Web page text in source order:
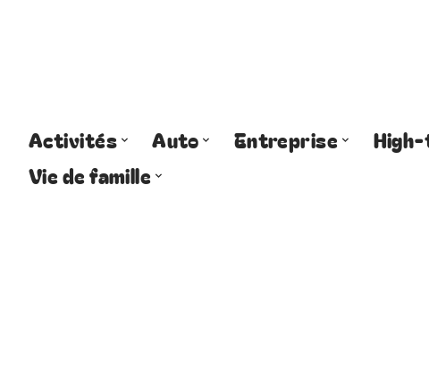
Activités Auto Entreprise
Vie de famille